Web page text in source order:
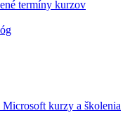
termíny kurzov
kurzy a školenia